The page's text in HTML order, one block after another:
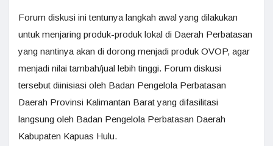
Forum diskusi ini tentunya langkah awal yang dilakukan
untuk menjaring produk-produk lokal di Daerah Perbatasan
yang nantinya akan di dorong menjadi produk OVOP, agar
menjadi nilai tambah/jual lebih tinggi. Forum diskusi
tersebut diinisiasi oleh Badan Pengelola Perbatasan
Daerah Provinsi Kalimantan Barat yang difasilitasi
langsung oleh Badan Pengelola Perbatasan Daerah
Kabupaten Kapuas Hulu.